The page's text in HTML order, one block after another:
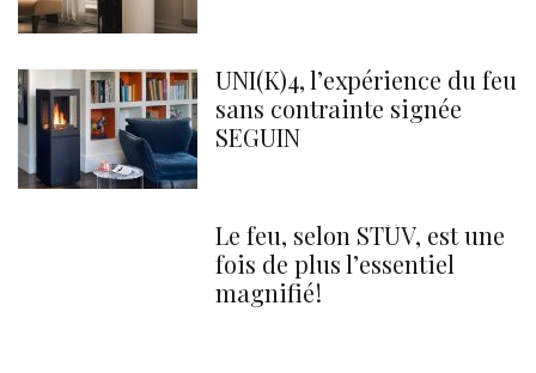
UNI(K)4, l’expérience du feu
sans contrainte signée
SEGUIN
Le feu, selon STÛV, est une
fois de plus l’essentiel
magnifié !